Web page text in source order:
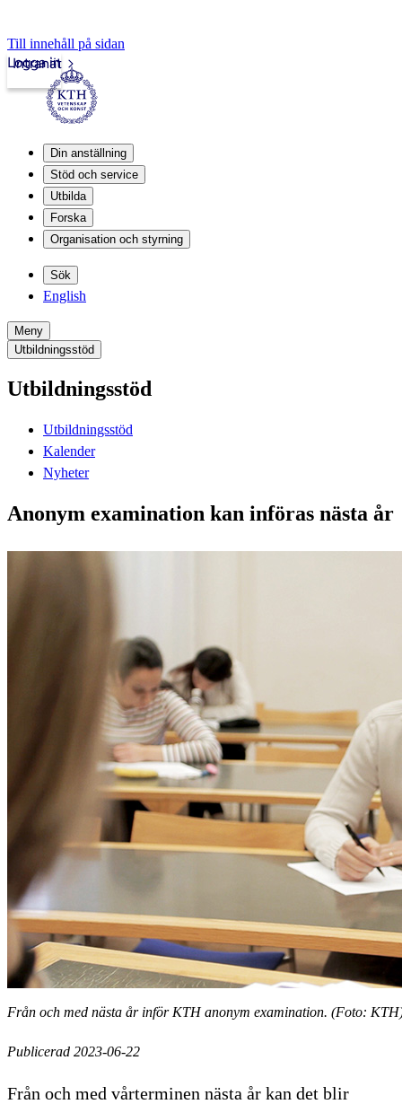
Till innehåll på sidan
Intranät
Logga in
Din anställning
Stöd och service
Utbilda
Forska
Organisation och styrning
Sök
English
Meny
Utbildningsstöd
Utbildningsstöd
Utbildningsstöd
Kalender
Nyheter
Anonym examination kan införas nästa år
Från och med nästa år inför KTH anonym examination. (Foto:
Publicerad 2023-06-22
Från och med vårterminen nästa år kan det blir